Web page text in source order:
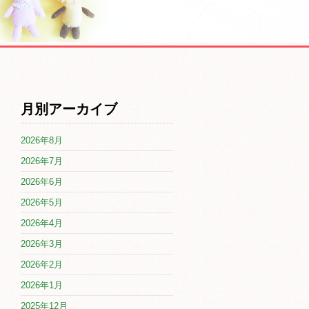
月別アーカイブ
2026年8月
2026年7月
2026年6月
2026年5月
2026年4月
2026年3月
2026年2月
2026年1月
2025年12月